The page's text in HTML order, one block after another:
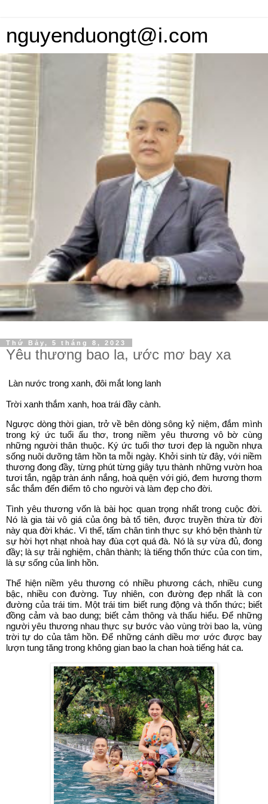
nguyenduongt@i.com
Thứ Bảy, 5 tháng 8, 2023
Yêu thương bao la, ước mơ bay xa
Làn nước trong xanh, đôi mắt long lanh
Trời xanh thắm xanh, hoa trái đầy cành.
Ngược dòng thời gian, trở về bên dòng sông kỷ niệm, đắm mình
trong ký ức tuổi ấu thơ, trong niềm yêu thương vô bờ cùng
những người thân thuộc. Ký ức tuổi thơ tươi đẹp là nguồn nhựa
sống nuôi dưỡng tâm hồn ta mỗi ngày. Khởi sinh từ đây, với niềm
thương đong đầy, từng phút từng giây tựu thành những vườn hoa
tươi tắn, ngập tràn ánh nắng, hoà quện với gió, đem hương thơm
sắc thắm đến điểm tô cho người và làm đẹp cho đời.
Tình yêu thương vốn là bài học quan trọng nhất trong cuộc đời.
Nó là gia tài vô giá của ông bà tổ tiên, được truyền thừa từ đời
này qua đời khác. Vì thế, tấm chân tình thực sự khó bện thành từ
sự hời hợt nhạt nhoà hay đùa cợt quá đà. Nó là sự vừa đủ, đong
đầy; là sự trải nghiệm, chân thành; là tiếng thổn thức của con tim,
là sự sống của linh hồn.
Thể hiện niềm yêu thương có nhiều phương cách, nhiều cung
bậc, nhiều con đường. Tuy nhiên, con đường đẹp nhất là con
đường của trái tim. Một trái tim biết rung động và thổn thức; biết
đồng cảm và bao dung; biết cảm thông và thấu hiểu. Để những
người yêu thương nhau thực sự bước vào vùng trời bao la, vùng
trời tự do của tâm hồn. Để những cánh diều mơ ước được bay
lượn tung tăng trong không gian bao la chan hoà tiếng hát ca.